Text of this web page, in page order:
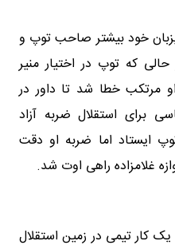
خود بیشتر صاحب توپ و
در دقیقه ۱۴ و در حالی که توپ در اختیار منیر
مرتکب خطا شد تا داور در
برای استقلال ضربه آزاد
ایستاد اما ضربه او دقت
غلامزاده راهی اوت شد.
در دقیقه ۲۲ و روی یک کار تیمی در زمین استقلال